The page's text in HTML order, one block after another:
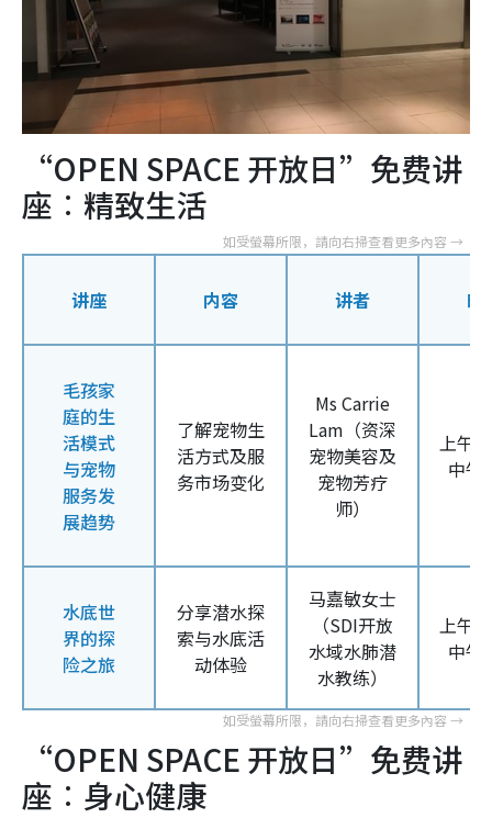
“OPEN SPACE 开放日”免费讲
座︰ 精致生活
讲座 内容 讲者 时
毛孩家
庭的生
活模式
与宠物
服务发
展趋势
了解宠物生
活方式及服
务市场变化
Ms Carrie
Lam（资深
宠物美容及
宠物芳疗
师）
上午
中午
水底世
界的探
险之旅
分享潜水探
索与水底活
动体验
马嘉敏女士
（SDI开放
水域水肺潜
水教练）
上午
中午
“OPEN SPACE 开放日”免费讲
座︰ 身心健康